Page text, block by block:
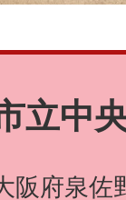
立中
府泉佐